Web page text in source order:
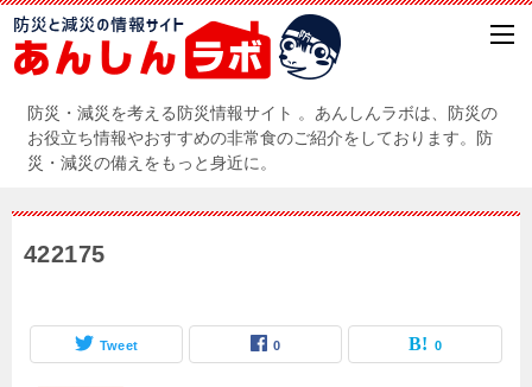
防災・減災を考える防災情報サイト 。あんしんラボは、防災の
お役立ち情報やおすすめの非常食のご紹介をしております。防
災・減災の備えをもっと身近に。
422175
Tweet 0 0